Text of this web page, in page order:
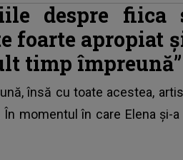
despre fiica
foarte apropiat
timp împreună”
însă cu toate acestea,
momentul în care Elena și-